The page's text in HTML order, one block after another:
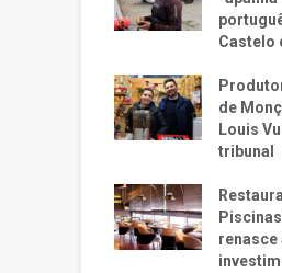
Castelo
de
Louis
tribunal
renasce